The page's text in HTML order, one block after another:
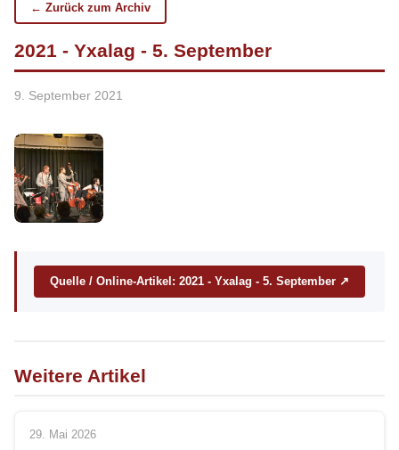
← Zurück zum Archiv
2021 - Yxalag - 5. September
9. September 2021
Quelle / Online-Artikel: 2021 - Yxalag - 5. September ↗
Weitere Artikel
29. Mai 2026